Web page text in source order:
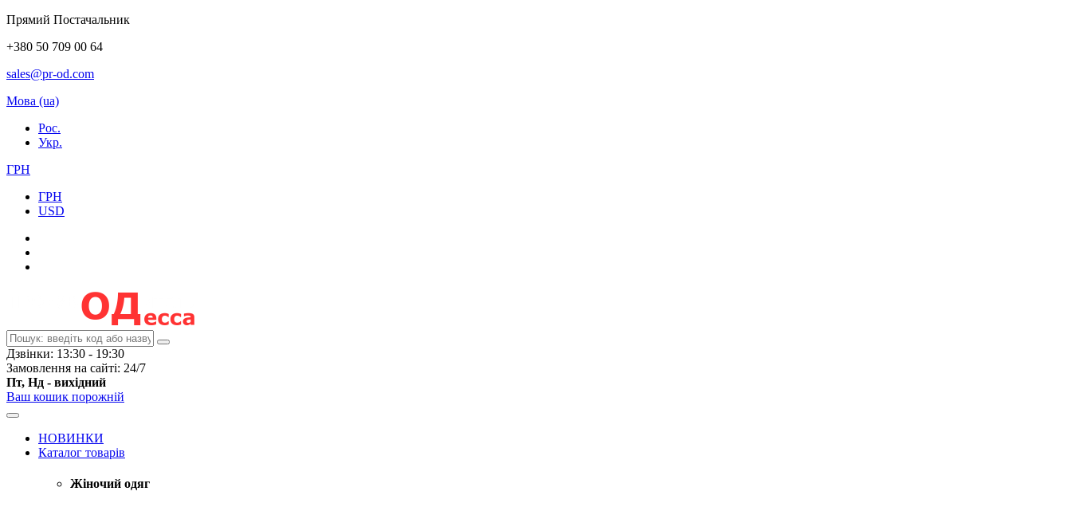
Прямий Постачальник
+380 50 709 00 64
sales@pr-od.com
Мова (ua)
Рос.
Укр.
ГРН
ГРН
USD
Дзвінки: 13:30 - 19:30
Замовлення на сайті: 24/7
Пт, Нд - вихідний
Ваш кошик порожній
НОВИНКИ
Каталог товарів
Жіночий одяг